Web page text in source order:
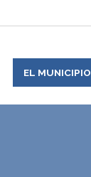
EL MUNICIPIO